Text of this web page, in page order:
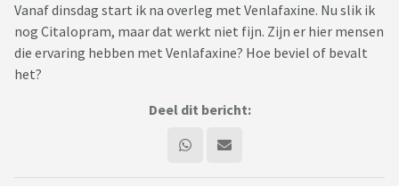
Vanaf dinsdag start ik na overleg met Venlafaxine. Nu slik ik
nog Citalopram, maar dat werkt niet fijn. Zijn er hier mensen
die ervaring hebben met Venlafaxine? Hoe beviel of bevalt
het?
Deel dit bericht: